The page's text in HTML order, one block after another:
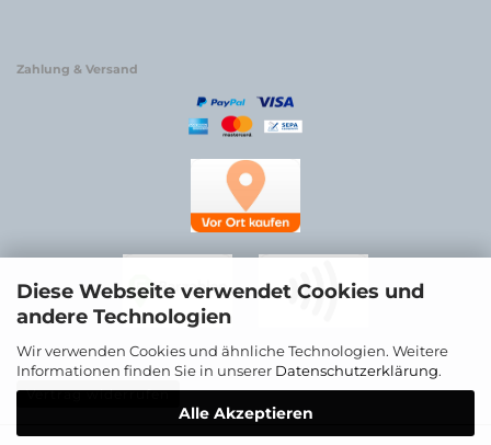
Diese Webseite verwendet Cookies und
andere Technologien
Wir verwenden Cookies und ähnliche Technologien. Weitere
Informationen finden Sie in unserer Datenschutzerklärung.
Alle Akzeptieren
Zahlung & Versand
Vertrag widerrufen